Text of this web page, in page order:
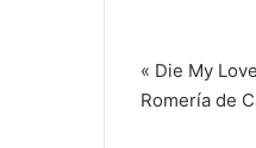
« Die My
Romería de